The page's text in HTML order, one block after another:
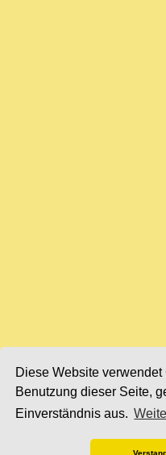
Diese Website
Benutzung dieser Seite,
Einverständnis aus.